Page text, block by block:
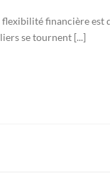
flexibilité financière est
se tournent [...]